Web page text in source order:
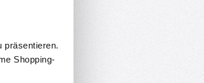
präsentieren.
Shopping-